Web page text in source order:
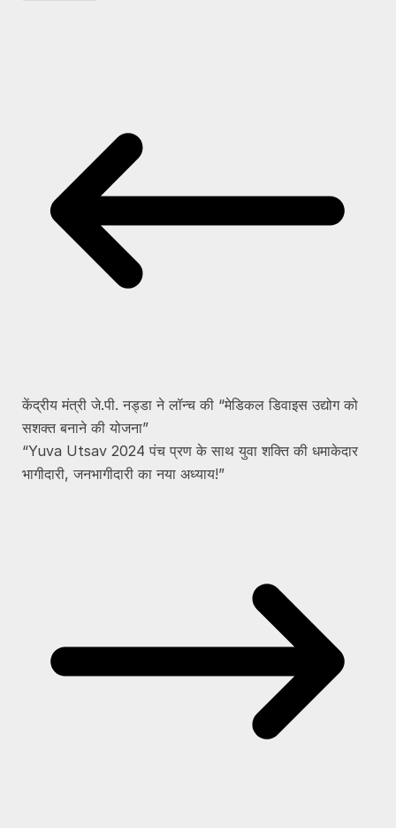
केंद्रीय मंत्री जे.पी. नड्डा ने लॉन्च की “मेडिकल डिवाइस उद्योग को
सशक्त बनाने की योजना”
“Yuva Utsav 2024 पंच प्रण के साथ युवा शक्ति की धमाकेदार
भागीदारी, जनभागीदारी का नया अध्याय!”